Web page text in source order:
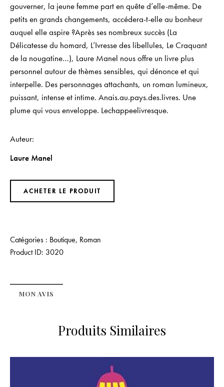
gouverner, la jeune femme part en quête d’elle-même. De
petits en grands changements, accédera-t-elle au bonheur
auquel elle aspire ?Après ses nombreux succès (La
Délicatesse du homard, L’Ivresse des libellules, Le Craquant
de la nougatine…), Laure Manel nous offre un livre plus
personnel autour de thèmes sensibles, qui dénonce et qui
interpelle. Des personnages attachants, un roman lumineux,
puissant, intense et intime. Anais.au.pays.des.livres. Une
plume qui vous enveloppe. Lechappeelivresque.
Auteur
Laure Manel
ACHETER LE PRODUIT
Catégories : Boutique, Roman
Product ID: 3020
MON AVIS
Produits Similaires